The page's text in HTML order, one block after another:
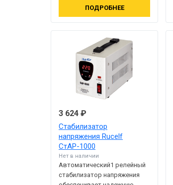
ПОДРОБНЕЕ
3 624 ₽
Стабилизатор
напряжения Rucelf
СтАР-1000
Нет в наличии
Автоматический1 релейный
стабилизатор напряжения